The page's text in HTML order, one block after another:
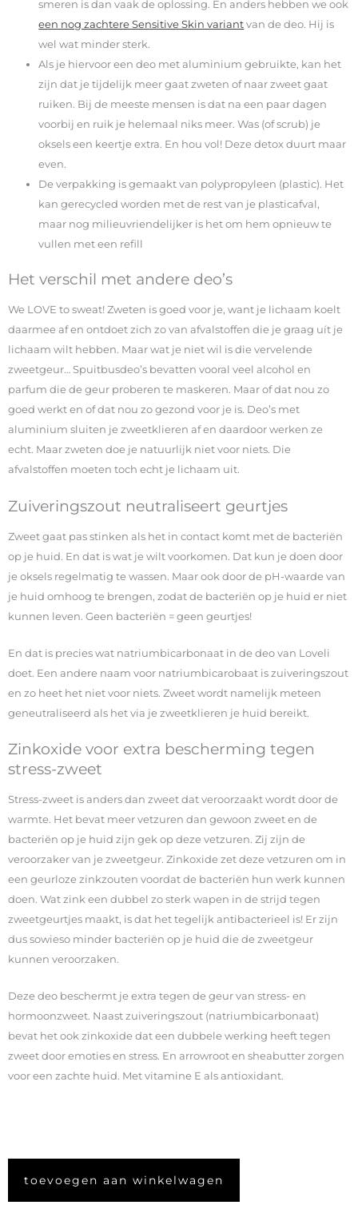
smeren is dan vaak de oplossing. En anders hebben we ook
een nog zachtere Sensitive Skin variant van de deo. Hij is
wel wat minder sterk.
Als je hiervoor een deo met aluminium gebruikte, kan het
zijn dat je tijdelijk meer gaat zweten of naar zweet gaat
ruiken. Bij de meeste mensen is dat na een paar dagen
voorbij en ruik je helemaal niks meer. Was (of scrub) je
oksels een keertje extra. En hou vol! Deze detox duurt maar
even.
De verpakking is gemaakt van polypropyleen (plastic). Het
kan gerecycled worden met de rest van je plasticafval,
maar nog milieuvriendelijker is het om hem opnieuw te
vullen met een refill
Het verschil met andere deo’s
We LOVE to sweat! Zweten is goed voor je, want je lichaam koelt
daarmee af en ontdoet zich zo van afvalstoffen die je graag uít je
lichaam wilt hebben. Maar wat je niet wil is die vervelende
zweetgeur… Spuitbusdeo’s bevatten vooral veel alcohol en
parfum die de geur proberen te maskeren. Maar of dat nou zo
goed werkt en of dat nou zo gezond voor je is. Deo’s met
aluminium sluiten je zweetklieren af en daardoor werken ze
echt. Maar zweten doe je natuurlijk niet voor niets. Die
afvalstoffen moeten toch echt je lichaam uit.
Zuiveringszout neutraliseert geurtjes
Zweet gaat pas stinken als het in contact komt met de bacteriën
op je huid. En dat is wat je wilt voorkomen. Dat kun je doen door
je oksels regelmatig te wassen. Maar ook door de pH-waarde van
je huid omhoog te brengen, zodat de bacteriën op je huid er niet
kunnen leven. Geen bacteriën = geen geurtjes!
En dat is precies wat natriumbicarbonaat in de deo van Loveli
doet. Een andere naam voor natriumbicarobaat is zuiveringszout
en zo heet het niet voor niets. Zweet wordt namelijk meteen
geneutraliseerd als het via je zweetklieren je huid bereikt.
Zinkoxide voor extra bescherming tegen
stress-zweet
Stress-zweet is anders dan zweet dat veroorzaakt wordt door de
warmte. Het bevat meer vetzuren dan gewoon zweet en de
bacteriën op je huid zijn gek op deze vetzuren. Zij zijn de
veroorzaker van je zweetgeur. Zinkoxide zet deze vetzuren om in
een geurloze zinkzouten voordat de bacteriën hun werk kunnen
doen. Wat zink een dubbel zo sterk wapen in de strijd tegen
zweetgeurtjes maakt, is dat het tegelijk antibacterieel is! Er zijn
dus sowieso minder bacteriën op je huid die de zweetgeur
kunnen veroorzaken.
Deze deo beschermt je extra tegen de geur van stress- en
hormoonzweet. Naast zuiveringszout (natriumbicarbonaat)
bevat het ook zinkoxide dat een dubbele werking heeft tegen
zweet door emoties en stress. En arrowroot en sheabutter zorgen
voor een zachte huid. Met vitamine E als antioxidant.
toevoegen aan winkelwagen